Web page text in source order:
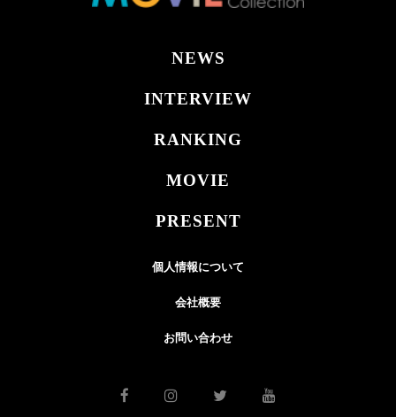
NEWS
INTERVIEW
RANKING
MOVIE
PRESENT
個人情報について
会社概要
お問い合わせ